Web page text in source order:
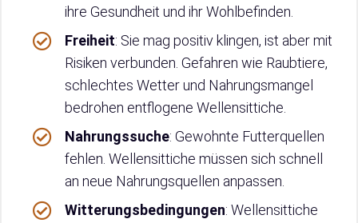
ihre Gesundheit und ihr Wohlbefinden.
Freiheit: Sie mag positiv klingen, ist aber mit
Risiken verbunden. Gefahren wie Raubtiere,
schlechtes Wetter und Nahrungsmangel
bedrohen entflogene Wellensittiche.
Nahrungssuche: Gewohnte Futterquellen
fehlen. Wellensittiche müssen sich schnell
an neue Nahrungsquellen anpassen.
Witterungsbedingungen: Wellensittiche